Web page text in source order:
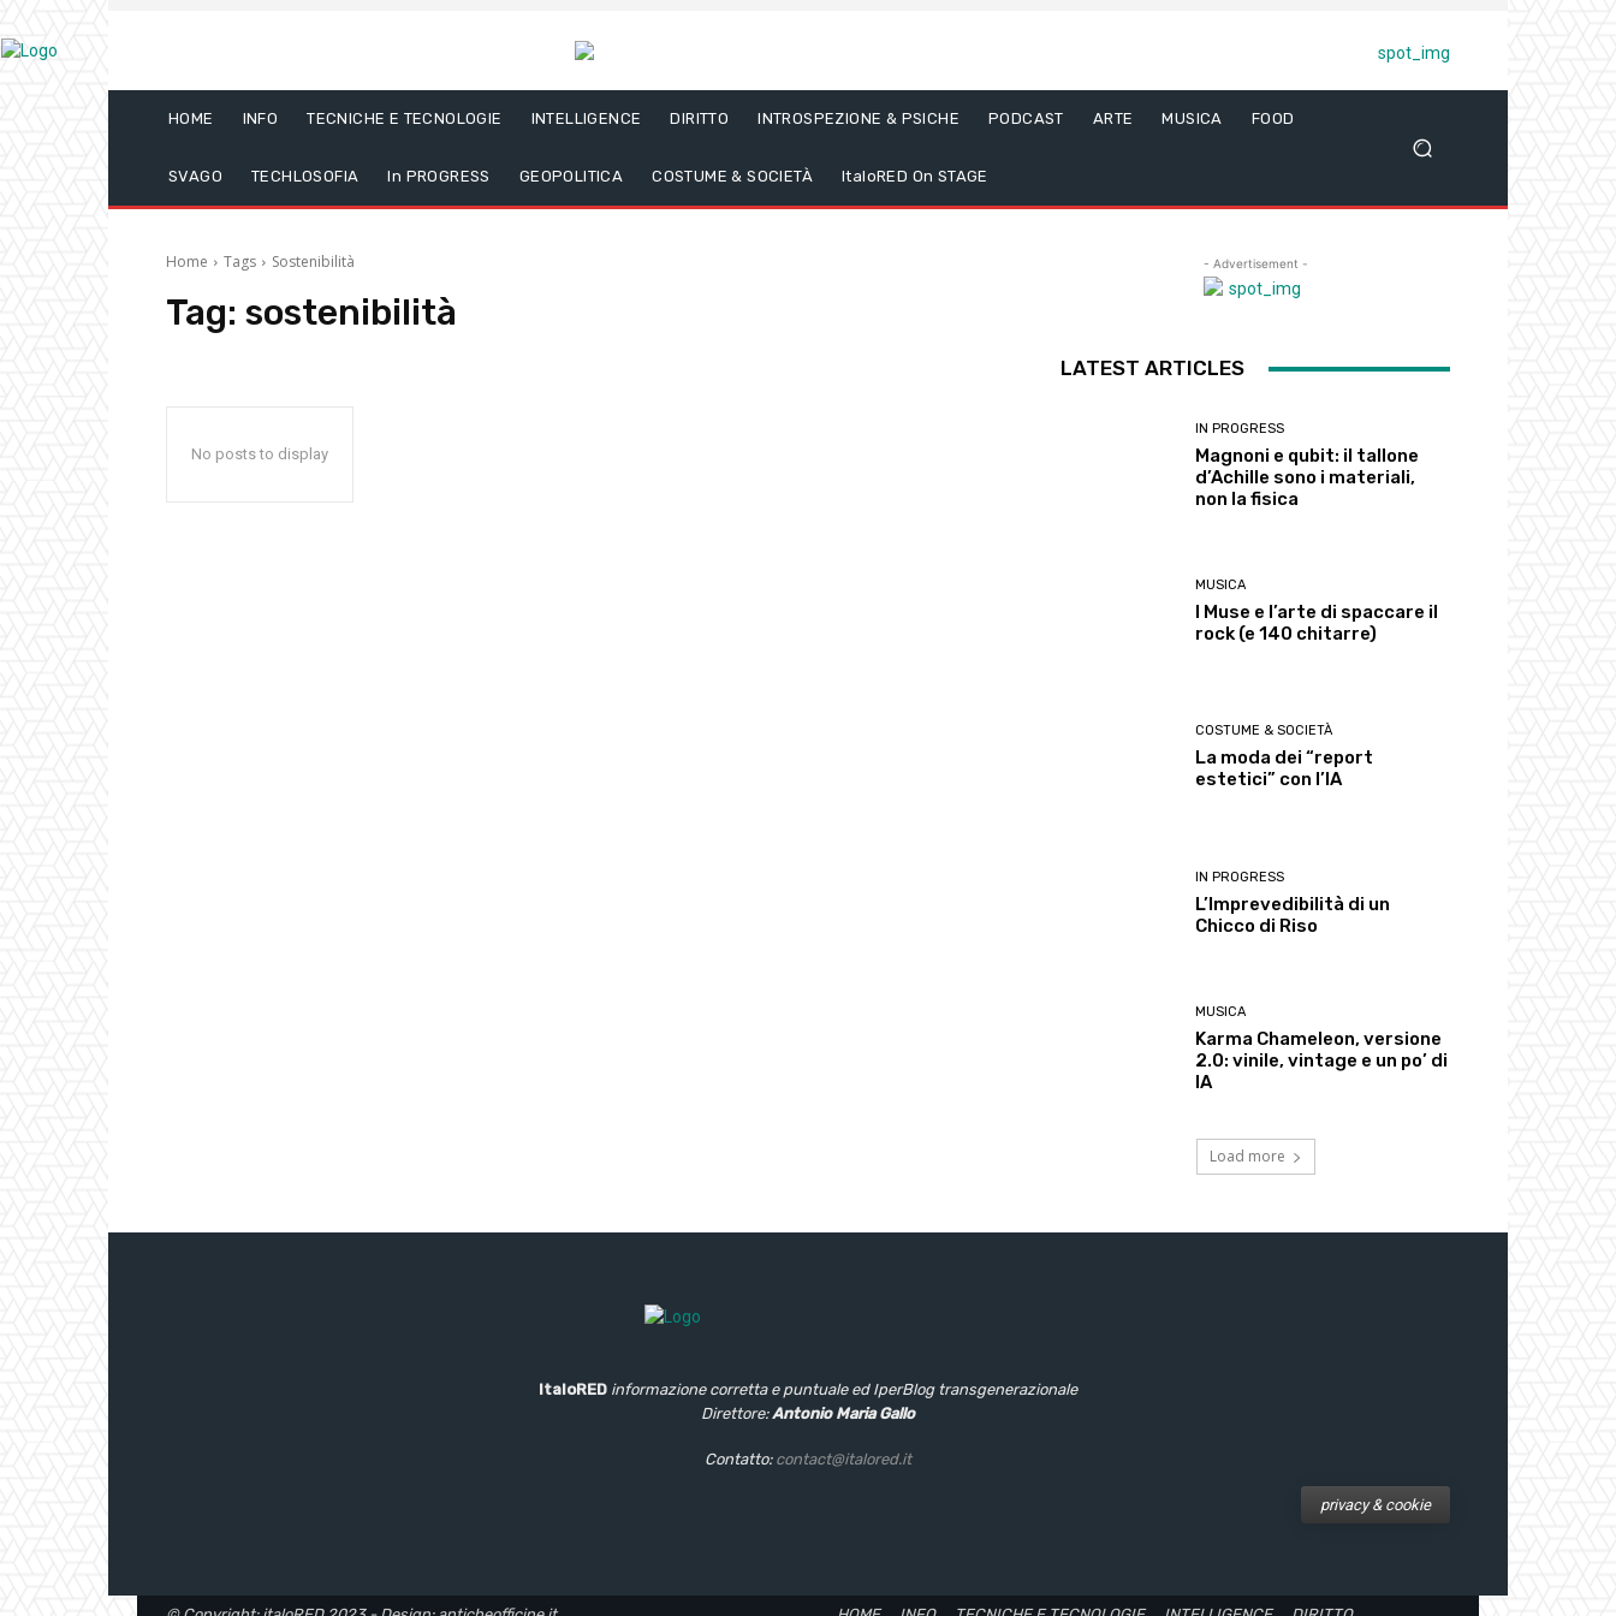
HOME INFO TECNICHE E TECNOLOGIE INTELLIGENCE DIRITTO INTROSPEZIONE & PSICHE PODCAST ARTE MUSICA FOOD
SVAGO TECHLOSOFIA In PROGRESS GEOPOLITICA COSTUME & SOCIETÀ ItaloRED On STAGE
Home Tags Sostenibilità
Tag: sostenibilità
No posts to display
- Advertisement -
LATEST ARTICLES
IN PROGRESS
Magnoni e qubit: il tallone
d’Achille sono i materiali,
non la fisica
MUSICA
I Muse e l’arte di spaccare il
rock (e 140 chitarre)
COSTUME & SOCIETÀ
La moda dei “report
estetici” con l’IA
IN PROGRESS
L’Imprevedibilità di un
Chicco di Riso
MUSICA
Karma Chameleon, versione
2.0: vinile, vintage e un po’ di
IA
Load more
ItaloRED informazione corretta e puntuale ed IperBlog transgenerazionale
Direttore:Antonio Maria Gallo
Contatto: contact@italored.it
privacy & cookie